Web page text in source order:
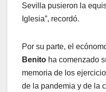
Sevilla pusieron la
Iglesia”, recordó.
Por su parte, el
Benito ha comenzado
memoria de los
de la pandemia y de la